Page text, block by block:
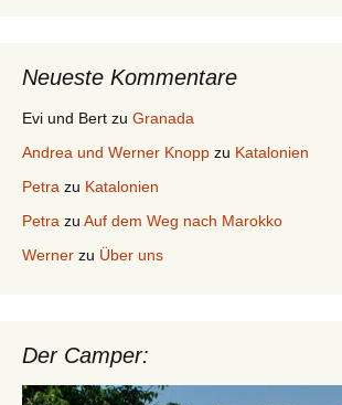
Neueste Kommentare
Evi und Bert zu Granada
Andrea und Werner Knopp zu Katalonien
Petra zu Katalonien
Petra zu Auf dem Weg nach Marokko
Werner zu Über uns
Der Camper: